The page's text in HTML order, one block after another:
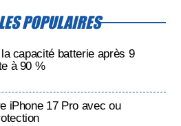
POPULAIRES
capacité batterie après 9
à 90 %
iPhone 17 Pro avec ou